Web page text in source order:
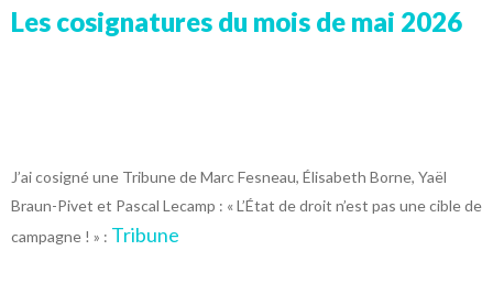
Les cosignatures du mois de mai 2026
J’ai cosigné une Tribune de Marc Fesneau, Élisabeth Borne, Yaël
Braun-Pivet et Pascal Lecamp : « L’État de droit n’est pas une cible de
campagne ! » : Tribune